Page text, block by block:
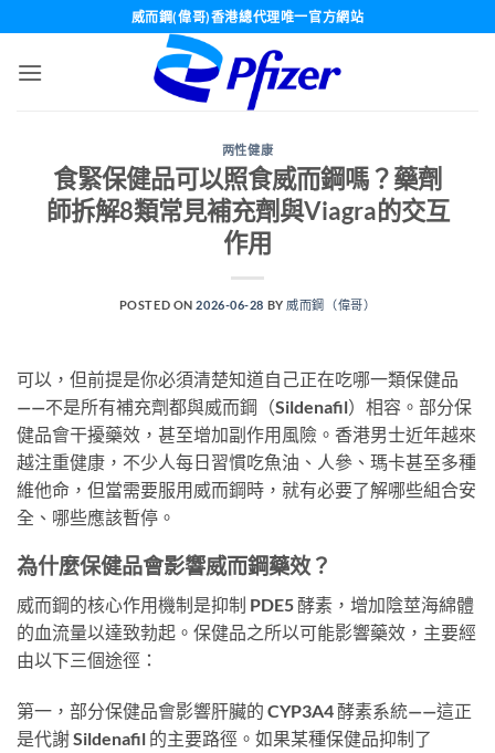
content
威而鋼(偉哥)香港總代理唯一官方網站
两性健康
食緊保健品可以照食威而鋼嗎？藥劑
師拆解8類常見補充劑與Viagra的交互
作用
POSTED ON2026-06-28 BY 威而鋼（偉哥）
可以，但前提是你必須清楚知道自己正在吃哪一類保健品
——不是所有補充劑都與威而鋼（Sildenafil）相容。部分保
健品會干擾藥效，甚至增加副作用風險。香港男士近年越來
越注重健康，不少人每日習慣吃魚油、人參、瑪卡甚至多種
維他命，但當需要服用威而鋼時，就有必要了解哪些組合安
全、哪些應該暫停。
為什麼保健品會影響威而鋼藥效？
威而鋼的核心作用機制是抑制 PDE5 酵素，增加陰莖海綿體
的血流量以達致勃起。保健品之所以可能影響藥效，主要經
由以下三個途徑：
第一，部分保健品會影響肝臟的 CYP3A4 酵素系統——這正
是代謝 Sildenafil 的主要路徑。如果某種保健品抑制了